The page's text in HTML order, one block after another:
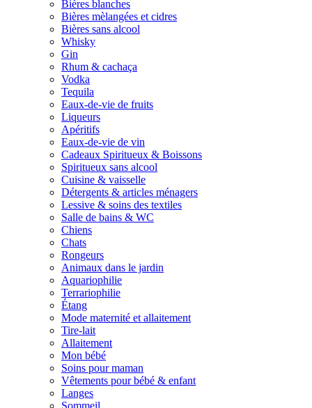
Bières blanches
Bières mèlangées et cidres
Bières sans alcool
Whisky
Gin
Rhum & cachaça
Vodka
Tequila
Eaux-de-vie de fruits
Liqueurs
Apéritifs
Eaux-de-vie de vin
Cadeaux Spiritueux & Boissons
Spiritueux sans alcool
Cuisine & vaisselle
Détergents & articles ménagers
Lessive & soins des textiles
Salle de bains & WC
Chiens
Chats
Rongeurs
Animaux dans le jardin
Aquariophilie
Terrariophilie
Étang
Mode maternité et allaitement
Tire-lait
Allaitement
Mon bébé
Soins pour maman
Vêtements pour bébé & enfant
Langes
Sommeil